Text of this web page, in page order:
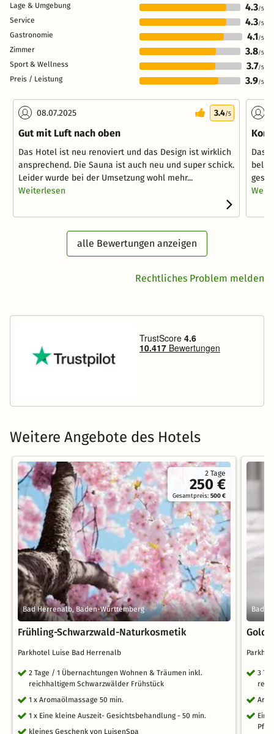
Lage & Umgebung 4.3/5
Service 4.3/5
Gastronomie 4.1/5
Zimmer 3.8/5
Sport & Wellness 3.7/5
Preis / Leistung 3.9/5
08.07.2025 3.4/5
Gut mit Luft nach oben
Das Hotel ist neu renoviert und das Design ist wirklich
ansprechend. Die Sauna ist auch neu und super schick.
Leider wurde bei der Umsetzung wohl mehr...
Weiterlesen
Das
alle Bewertungen anzeigen
Rechtliches Problem melden
Weitere Angebote des Hotels
2 Tage
250 €
Gesamtpreis:500 €
Bad Herrenalb, Baden-Württemberg
Frühling-Schwarzwald-Naturkosmetik
Parkhotel Luise Bad Herrenalb
2 Tage / 1 Übernachtungen Wohnen & Träumen inkl.
reichhaltigem Schwarzwälder Frühstück
1 x Aromaölmassage 50 min.
1 x Eine kleine Auszeit- Gesichtsbehandlung - 50 min.
kleines Geschenk von LuisenSpa
Bad
3